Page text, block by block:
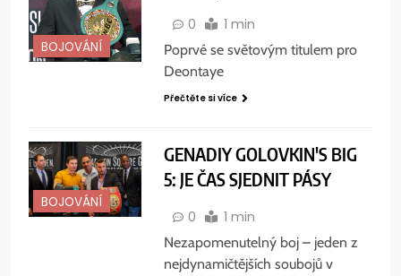
BOJOVÁNÍ
0 1 min
Poprvé se světovým titulem pro
Deontaye
Přečtěte si více
BOJOVÁNÍ
GENADIY GOLOVKIN'S BIG
5: JE ČAS SJEDNIT PÁSY
0 1 min
Nezapomenutelný boj – jeden z
nejdynamičtějších soubojů v